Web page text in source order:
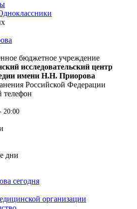
бюджетное учреждение
исследовательский центр
имени Н.Н. Приорова
Российской Федерации
телефон
20:00
дни
сегодня
организации